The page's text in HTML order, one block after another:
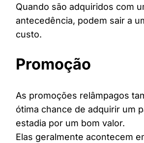
Quando são adquiridos com
antecedência, podem sair a
custo.
Promoção
As promoções relâmpagos
ótima chance de adquirir um
estadia por um bom valor.
Elas geralmente acontecem